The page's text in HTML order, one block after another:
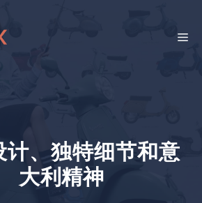
菜
计、独特细节和意
大利精神